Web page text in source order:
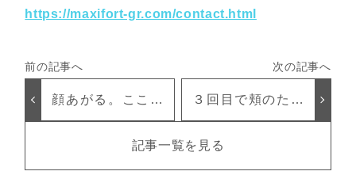
https://maxifort-gr.com/contact.html
顔あがる。こころ
あがる毎日‥―-☆
３回目で頬のたる
みなくなった！！
記事一覧を見る